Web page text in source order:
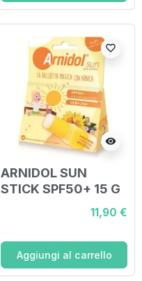
visibility
favorite_border
ARNIDOL SUN
STICK SPF50+ 15 G
11,90 €
Aggiungi al carrello